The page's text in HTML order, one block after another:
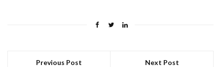
Previous Post Next Post